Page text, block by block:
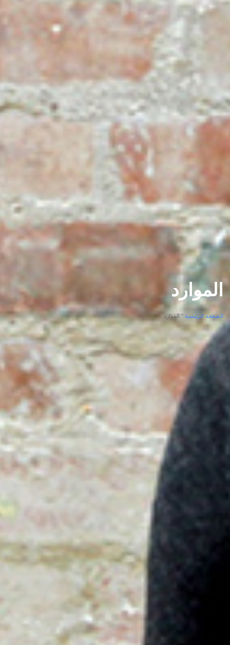
الموارد
الصفحة الرئيسية "الموارد